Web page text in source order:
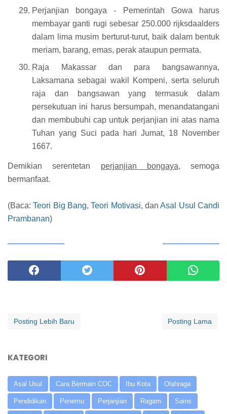
Perjanjian bongaya - Pemerintah Gowa harus
membayar ganti rugi sebesar 250.000 rijksdaalders
dalam lima musim berturut-turut, baik dalam bentuk
meriam, barang, emas, perak ataupun permata.
Raja Makassar dan para bangsawannya,
Laksamana sebagai wakil Kompeni, serta seluruh
raja dan bangsawan yang termasuk dalam
persekutuan ini harus bersumpah, menandatangani
dan membubuhi cap untuk perjanjian ini atas nama
Tuhan yang Suci pada hari Jumat, 18 November
1667.
Demikian serentetan perjanjian bongaya, semoga
bermanfaat.
(Baca:Teori Big Bang,Teori Motivasi, danAsal Usul Candi
Prambanan)
Posting Lebih Baru Posting Lama
KATEGORI
Asal Usul Cara Bermain COC Ibu Kota Olahraga
Pendidikan Penemu Perjanjian Ragam Sains